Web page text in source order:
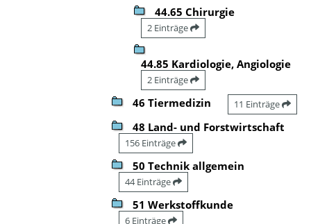
44.65 Chirurgie
2 Einträge
44.85 Kardiologie, Angiologie
2 Einträge
46 Tiermedizin 11 Einträge
48 Land- und Forstwirtschaft
156 Einträge
50 Technik allgemein
44 Einträge
51 Werkstoffkunde
6 Einträge